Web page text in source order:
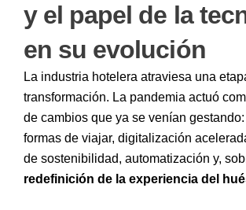
y el papel de la
en su evolución
La industria hotelera atraviesa una
transformación. La pandemia actuó
de cambios que ya se venían
formas de viajar, digitalización
de sostenibilidad, automatización y,
redefinición de la experiencia del